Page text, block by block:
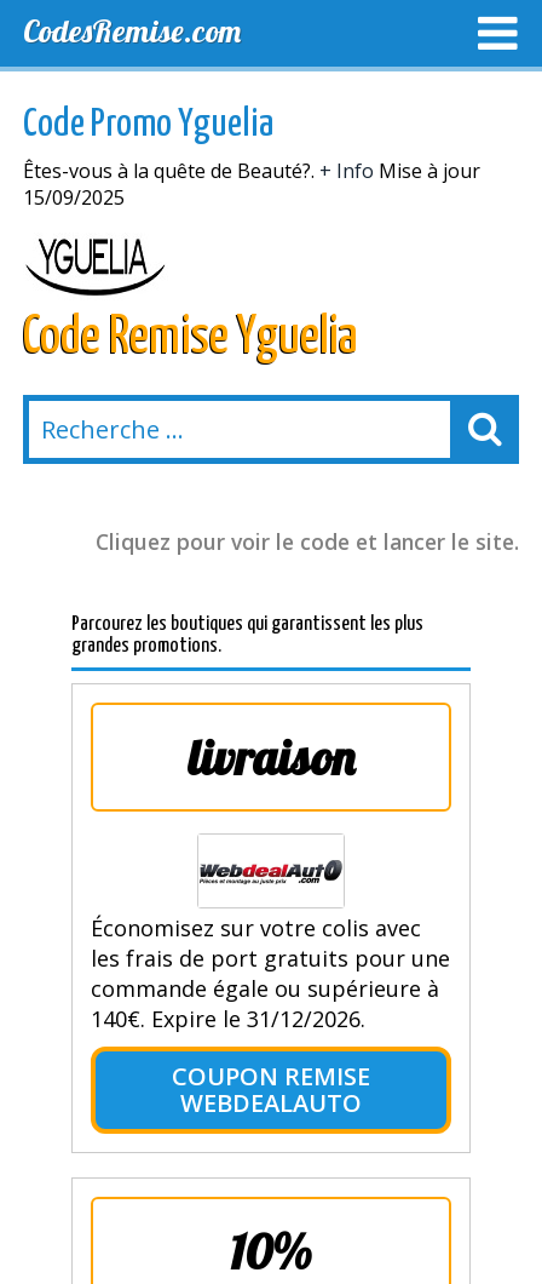
CodesRemise.com
NOUVELLES MAGASINS
Code Promo Yguelia
Êtes-vous à la quête de Beauté?. + Info Mise à jour
15/09/2025
Code Remise Yguelia
Cliquez pour voir le code et lancer le site.
Parcourez les boutiques qui garantissent les plus
grandes promotions.
livraison
Économisez sur votre colis avec
les frais de port gratuits pour une
commande égale ou supérieure à
140€. Expire le 31/12/2026.
COUPON REMISE
WEBDEALAUTO
10%